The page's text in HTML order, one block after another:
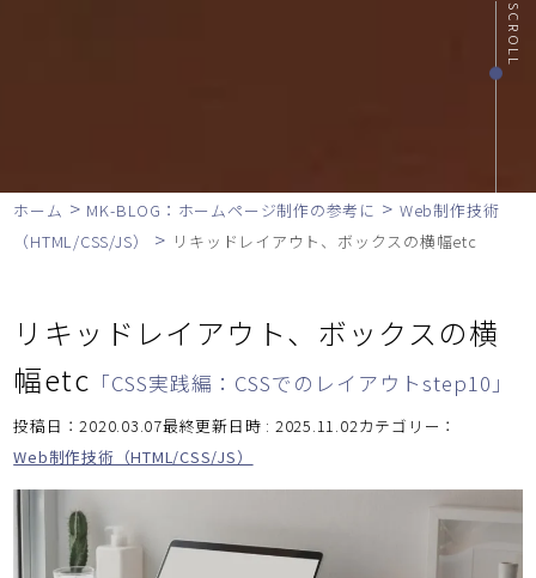
SCROLL
ホーム > MK-BLOG：ホームページ制作の参考に > Web制作技術
（HTML/CSS/JS）
> リキッドレイアウト、ボックスの横幅etc
リキッドレイアウト、ボックスの横
幅etc 「CSS実践編：CSSでのレイアウトstep10」
投稿日：2020.03.07最終更新日時 : 2025.11.02カテゴリー：
Web制作技術（HTML/CSS/JS）